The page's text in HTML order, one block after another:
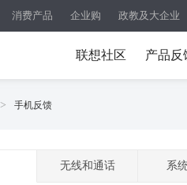
消费产品 企业购 政教及大企业
联想社区 产品反
> 手机反馈
无线和通话 系